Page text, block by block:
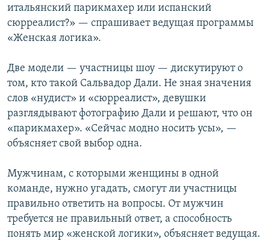
итальянский парикмахер или испанский
сюрреалист?» — спрашивает ведущая программы
«Женская логика».
Две модели — участницы шоу — дискутируют о
том, кто такой Сальвадор Дали. Не зная значения
слов «нудист» и «сюрреалист», девушки
разглядывают фотографию Дали и решают, что он
«парикмахер». «Сейчас модно носить усы», —
объясняет свой выбор одна.
Мужчинам, с которыми женщины в одной
команде, нужно угадать, смогут ли участницы
правильно ответить на вопросы. От мужчин
требуется не правильный ответ, а способность
понять мир «женской логики», объясняет ведущая.